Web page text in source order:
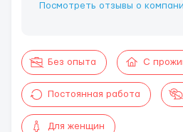
Посмотреть отзывы о
Без опыта С
Постоянная работа
Для женщин